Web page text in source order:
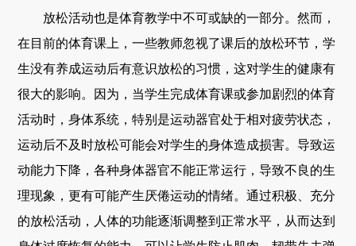
放松活动也是体育教学中不可或缺的一部分。然而，
在目前的体育课上，一些教师忽视了课后的放松环节，学
生没有养成运动后有意识放松的习惯，这对学生的健康有
很大的影响。因为，当学生完成体育课或参加剧烈的体育
活动时，身体系统，特别是运动器官处于相对疲劳状态，
运动后不及时放松可能会对学生的身体造成损害。导致运
动能力下降，各种身体器官不能正常运行，导致不良的生
理现象，更有可能产生厌倦运动的情绪。通过积极、充分
的放松活动，人体的功能逐渐调整到正常水平，从而达到